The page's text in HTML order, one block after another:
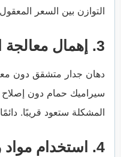
التوازن بين السعر
3. إهمال معالجة الأسباب الجذرية
دهان جدار متشقق دون
سيراميك حمام دون
المشكلة ستعود قريبًا.
4. استخدام مواد رديئة لتوفير التكلفة